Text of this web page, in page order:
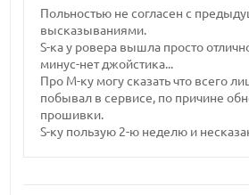
Польностью не согласен с
высказываниями.
S-ка у ровера вышла просто
минус-нет джойстика...
Про М-ку могу сказать что всего
побывал в сервисе, по причине
прошивки.
S-ку пользую 2-ю неделю и